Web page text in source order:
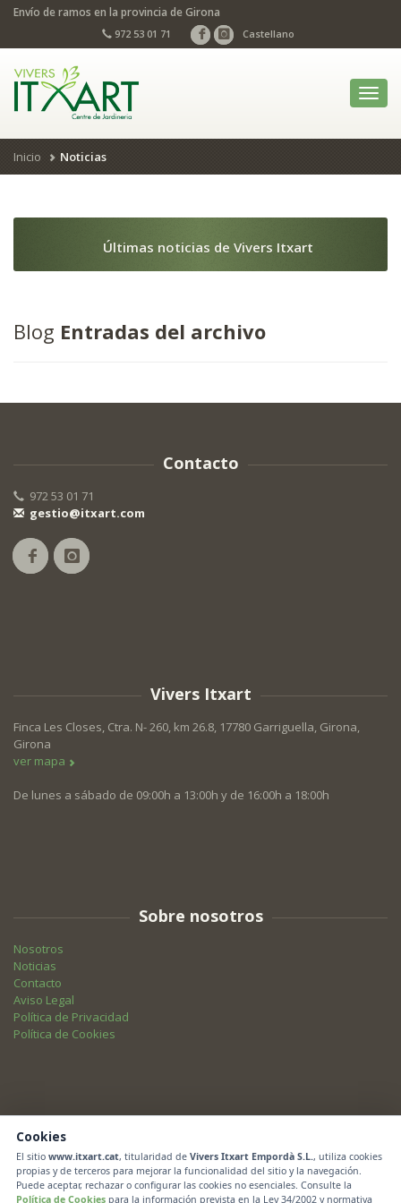
Envío de ramos en la provincia de Girona
972 53 01 71 Castellano
Inicio Noticias
Últimas noticias de Vivers Itxart
Blog Entradas del archivo
Contacto
972 53 01 71
gestio@itxart.com
Vivers Itxart
Finca Les Closes, Ctra. N- 260, km 26.8, 17780 Garriguella, Girona,
Girona
ver mapa
De lunes a sábado de 09:00h a 13:00h y de 16:00h a 18:00h
Sobre nosotros
Nosotros
Noticias
Contacto
Aviso Legal
Política de Privacidad
Política de Cookies
Newsletter
Esté al día con nuestras noticias.
Cookies
El sitio www.itxart.cat, titularidad de Vivers Itxart Empordà S.L., utiliza cookies
propias y de terceros para mejorar la funcionalidad del sitio y la navegación.
Puede aceptar, rechazar o configurar las cookies no esenciales. Consulte la
Política de Cookiespara la información prevista en la Ley 34/2002 y normativa